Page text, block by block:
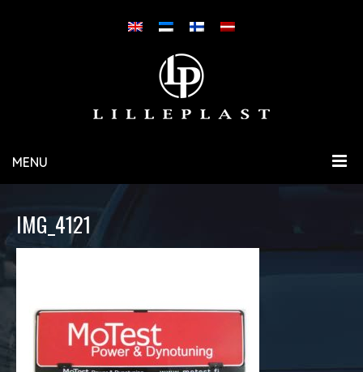
MENU
IMG_4121